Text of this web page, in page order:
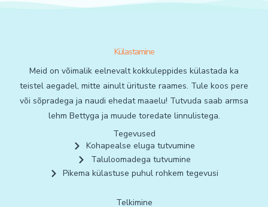
Külastamine
Meid on võimalik eelnevalt kokkuleppides külastada ka
teistel aegadel, mitte ainult ürituste raames. Tule koos pere
või sõpradega ja naudi ehedat maaelu! Tutvuda saab armsa
lehm Bettyga ja muude toredate linnulistega.
Tegevused
Kohapealse eluga tutvumine
Taluloomadega tutvumine
Pikema külastuse puhul rohkem tegevusi
Telkimine